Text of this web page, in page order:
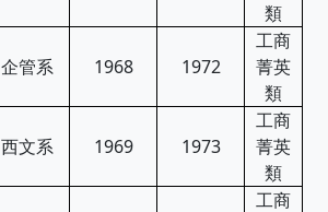
類
企管系 1968 1972
工商
菁英
類
西文系 1969 1973
工商
菁英
類
工商